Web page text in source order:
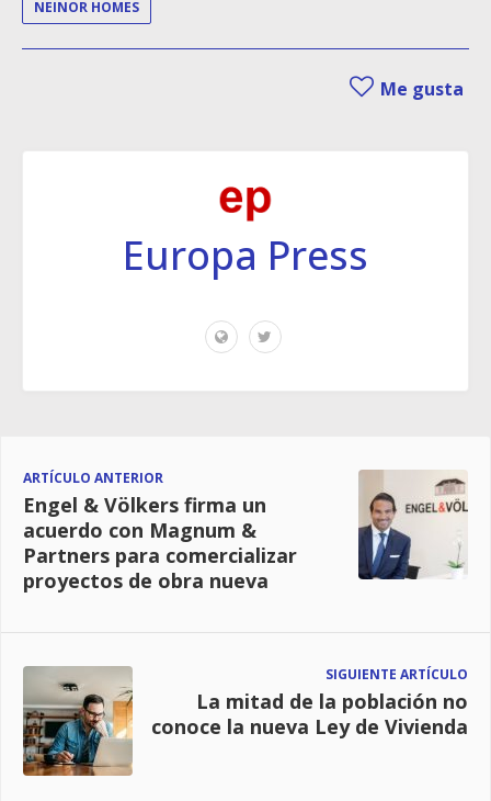
NEINOR HOMES
Me gusta
Europa Press
ARTÍCULO ANTERIOR
Engel & Völkers firma un
acuerdo con Magnum &
Partners para comercializar
proyectos de obra nueva
SIGUIENTE ARTÍCULO
La mitad de la población no
conoce la nueva Ley de Vivienda